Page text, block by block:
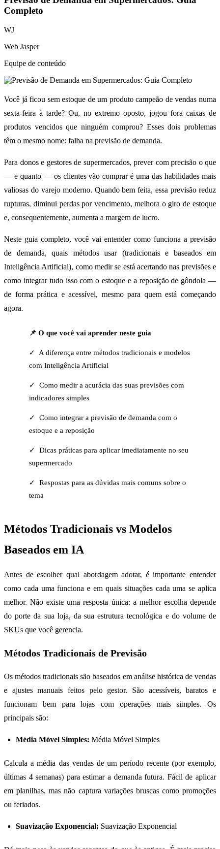
Completo
WJ
Web Jasper
Equipe de conteúdo
Você já ficou sem estoque de um produto campeão de vendas numa
sexta-feira à tarde? Ou, no extremo oposto, jogou fora caixas de
produtos vencidos que ninguém comprou? Esses dois problemas
têm o mesmo nome: falha na previsão de demanda.
Para donos e gestores de supermercados, prever com precisão o que
— e quanto — os clientes vão comprar é uma das habilidades mais
valiosas do varejo moderno. Quando bem feita, essa previsão reduz
rupturas, diminui perdas por vencimento, melhora o giro de estoque
e, consequentemente, aumenta a margem de lucro.
Neste guia completo, você vai entender como funciona a previsão
de demanda, quais métodos usar (tradicionais e baseados em
Inteligência Artificial), como medir se está acertando nas previsões e
como integrar tudo isso com o estoque e a reposição de gôndola —
de forma prática e acessível, mesmo para quem está começando
agora.
📌 O que você vai aprender neste guia
✓ A diferença entre métodos tradicionais e modelos
com Inteligência Artificial
✓ Como medir a acurácia das suas previsões com
indicadores simples
✓ Como integrar a previsão de demanda com o
estoque e a reposição
✓ Dicas práticas para aplicar imediatamente no seu
supermercado
✓ Respostas para as dúvidas mais comuns sobre o
tema
Métodos Tradicionais vs Modelos
Baseados em IA
Antes de escolher qual abordagem adotar, é importante entender
como cada uma funciona e em quais situações cada uma se aplica
melhor. Não existe uma resposta única: a melhor escolha depende
do porte da sua loja, da sua estrutura tecnológica e do volume de
SKUs que você gerencia.
Métodos Tradicionais de Previsão
Os métodos tradicionais são baseados em análise histórica de vendas
e ajustes manuais feitos pelo gestor. São acessíveis, baratos e
funcionam bem para lojas com operações mais simples. Os
principais são:
Média Móvel Simples: Média Móvel Simples
Calcula a média das vendas de um período recente (por exemplo,
últimas 4 semanas) para estimar a demanda futura. Fácil de aplicar
em planilhas, mas não captura variações bruscas como promoções
ou feriados.
Suavização Exponencial: Suavização Exponencial